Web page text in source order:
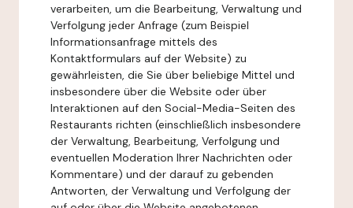
verarbeiten, um die Bearbeitung, Verwaltung und
Verfolgung jeder Anfrage (zum Beispiel
Informationsanfrage mittels des
Kontaktformulars auf der Website) zu
gewährleisten, die Sie über beliebige Mittel und
insbesondere über die Website oder über
Interaktionen auf den Social-Media-Seiten des
Restaurants richten (einschließlich insbesondere
der Verwaltung, Bearbeitung, Verfolgung und
eventuellen Moderation Ihrer Nachrichten oder
Kommentare) und der darauf zu gebenden
Antworten, der Verwaltung und Verfolgung der